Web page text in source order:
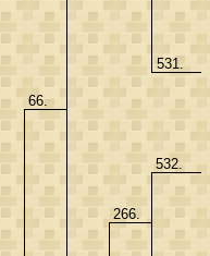
66.
531.
266.
532.